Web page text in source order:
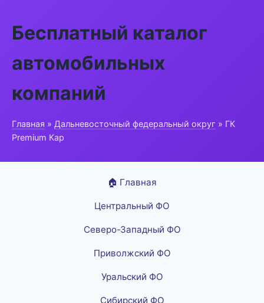
Бесплатный каталог
автомобильных
компаний
Главная » Дальневосточный федеральный округ » ГК
Premium Кар
🏠 Главная
Центральный ФО
Северо-Западный ФО
Приволжский ФО
Уральский ФО
Сибирский ФО